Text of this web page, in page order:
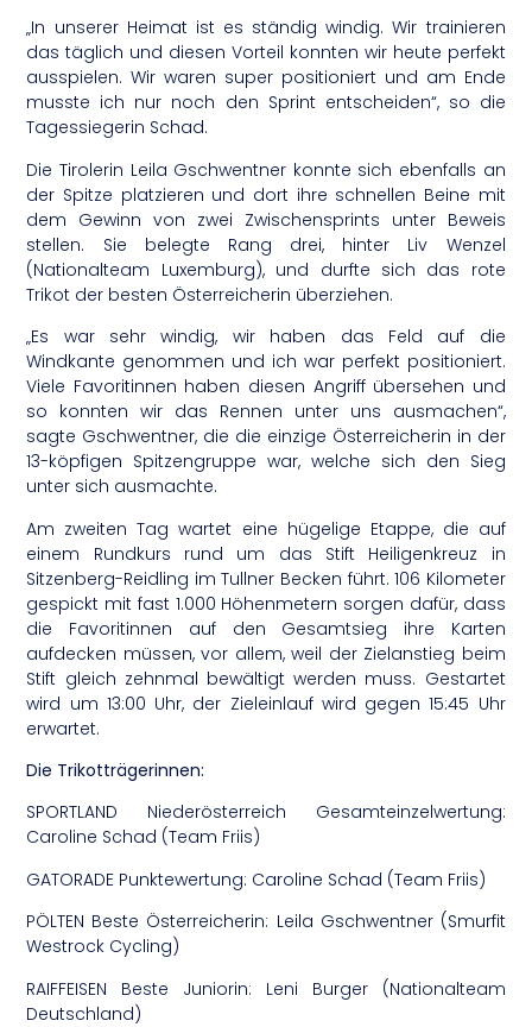
„In unserer Heimat ist es ständig windig. Wir trainieren
das täglich und diesen Vorteil konnten wir heute perfekt
ausspielen. Wir waren super positioniert und am Ende
musste ich nur noch den Sprint entscheiden“, so die
Tagessiegerin Schad.
Die Tirolerin Leila Gschwentner konnte sich ebenfalls an
der Spitze platzieren und dort ihre schnellen Beine mit
dem Gewinn von zwei Zwischensprints unter Beweis
stellen. Sie belegte Rang drei, hinter Liv Wenzel
(Nationalteam Luxemburg), und durfte sich das rote
Trikot der besten Österreicherin überziehen.
„Es war sehr windig, wir haben das Feld auf die
Windkante genommen und ich war perfekt positioniert.
Viele Favoritinnen haben diesen Angriff übersehen und
so konnten wir das Rennen unter uns ausmachen“,
sagte Gschwentner, die die einzige Österreicherin in der
13-köpfigen Spitzengruppe war, welche sich den Sieg
unter sich ausmachte.
Am zweiten Tag wartet eine hügelige Etappe, die auf
einem Rundkurs rund um das Stift Heiligenkreuz in
Sitzenberg-Reidling im Tullner Becken führt. 106 Kilometer
gespickt mit fast 1.000 Höhenmetern sorgen dafür, dass
die Favoritinnen auf den Gesamtsieg ihre Karten
aufdecken müssen, vor allem, weil der Zielanstieg beim
Stift gleich zehnmal bewältigt werden muss. Gestartet
wird um 13:00 Uhr, der Zieleinlauf wird gegen 15:45 Uhr
erwartet.
Die Trikotträgerinnen:
SPORTLAND Niederösterreich Gesamteinzelwertung:
Caroline Schad (Team Friis)
GATORADE Punktewertung: Caroline Schad (Team Friis)
PÖLTEN Beste Österreicherin: Leila Gschwentner (Smurfit
Westrock Cycling)
RAIFFEISEN Beste Juniorin: Leni Burger (Nationalteam
Deutschland)